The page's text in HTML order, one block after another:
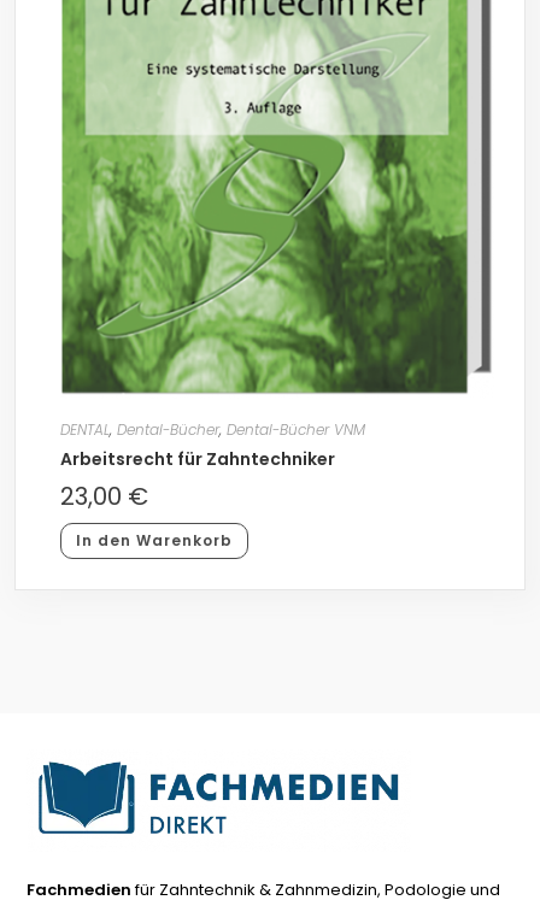
DENTAL, Dental-Bücher, Dental-Bücher VNM
Arbeitsrecht für Zahntechniker
23,00 €
In den Warenkorb
Fachmedienfür Zahntechnik & Zahnmedizin, Podologie und